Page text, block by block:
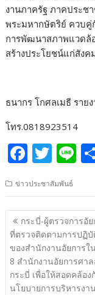
งานภาครัฐ ภาคประช
พระมหากษัตริย์ ควบคู่
การพัฒนาสภาพแวดล้
สร้างประโยชน์แก่สัง
ธนากร โกศลเมธี ราย
โทร.0818923514
F
e
b
o
o
k
T
itt
er
Li
e
ข่าวประชาสัมพันธ์
แนะแนว
เรื่อง
กระบี่-ผู้ตรวจการอั
ที่ตรวจติดตามการปฏิ
ของสำนักงานอัยการ
8 สำนักงานอัยการศา
กระบี่ เพื่อให้สอดคล้อง
นโยบายการบริหารงา